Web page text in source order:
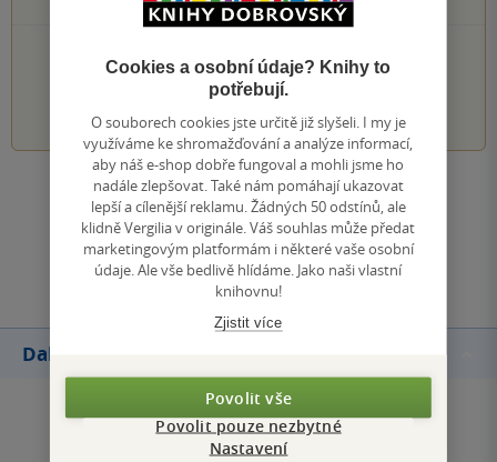
PŘIDEJTE SVÉ HODNOCENÍ KNIHY
3 4 5
Zobrazit všechna hodnocení
Přidat hodnocení
Další knihy autora
Cookies a osobní údaje? Knihy to
potřebují.
O souborech cookies jste určitě již slyšeli. I my je
využíváme ke shromažďování a analýze informací,
aby náš e-shop dobře fungoval a mohli jsme ho
nadále zlepšovat. Také nám pomáhají ukazovat
lepší a cílenější reklamu. Žádných 50 odstínů, ale
klidně Vergilia v originále. Váš souhlas může předat
marketingovým platformám i některé vaše osobní
údaje. Ale vše bedlivě hlídáme. Jako naši vlastní
knihovnu!
Zjistit více
Povolit vše
Povolit pouze nezbytné
Nastavení